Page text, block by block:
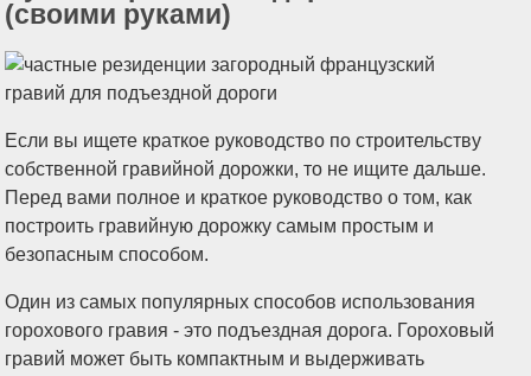
(своими руками)
Если вы ищете краткое руководство по строительству
собственной гравийной дорожки, то не ищите дальше.
Перед вами полное и краткое руководство о том, как
построить гравийную дорожку самым простым и
безопасным способом.
Один из самых популярных способов использования
горохового гравия - это подъездная дорога. Гороховый
гравий может быть компактным и выдерживать